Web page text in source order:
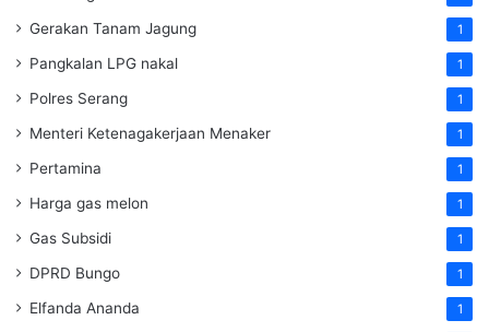
Gerakan Tanam Jagung 1
Pangkalan LPG nakal 1
Polres Serang 1
Menteri Ketenagakerjaan Menaker 1
Pertamina 1
Harga gas melon 1
Gas Subsidi 1
DPRD Bungo 1
Elfanda Ananda 1